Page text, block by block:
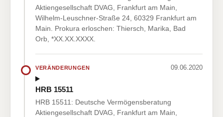
Aktiengesellschaft DVAG, Frankfurt am Main,
Wilhelm-Leuschner-Straße 24, 60329 Frankfurt am
Main. Prokura erloschen: Thiersch, Marika, Bad
Orb, *XX.XX.XXXX.
VERÄNDERUNGEN 09.06.2020
HRB 15511
HRB 15511: Deutsche Vermögensberatung
Aktiengesellschaft DVAG, Frankfurt am Main,